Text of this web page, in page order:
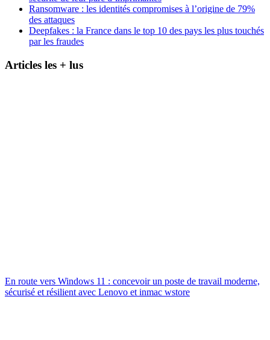
Ransomware : les identités compromises à l’origine de 79%
des attaques
Deepfakes : la France dans le top 10 des pays les plus touchés
par les fraudes
Articles les + lus
En route vers Windows 11 : concevoir un poste de travail moderne,
sécurisé et résilient avec Lenovo et inmac wstore